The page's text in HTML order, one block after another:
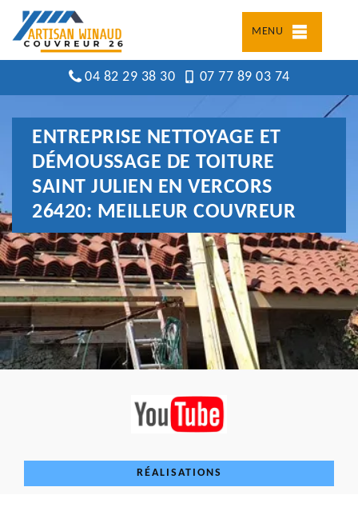
MENU
04 82 29 38 30 07 77 89 03 74
ENTREPRISE NETTOYAGE ET
DÉMOUSSAGE DE TOITURE
SAINT JULIEN EN VERCORS
26420: MEILLEUR COUVREUR
RÉALISATIONS